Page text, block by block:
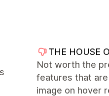
THE HOUSE
Not worth the
features that are
image on hover